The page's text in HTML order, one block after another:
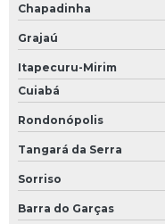
Chapadinha
Grajaú
Itapecuru-Mirim
Cuiabá
Rondonópolis
Tangará da Serra
Sorriso
Barra do Garças